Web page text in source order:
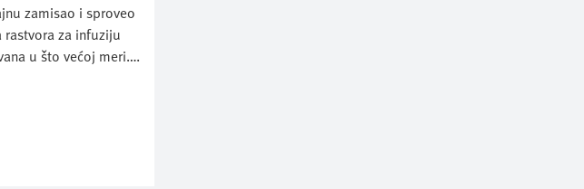
zamisao i sproveo
za infuziju
u što većoj meri.
do povećanja
procesa i,